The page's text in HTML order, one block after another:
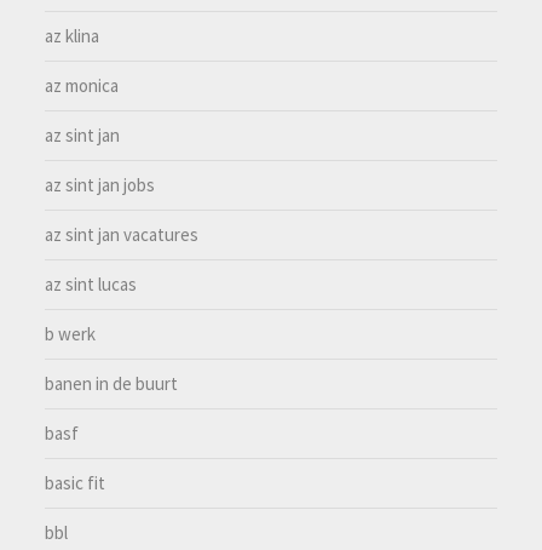
az klina
az monica
az sint jan
az sint jan jobs
az sint jan vacatures
az sint lucas
b werk
banen in de buurt
basf
basic fit
bbl